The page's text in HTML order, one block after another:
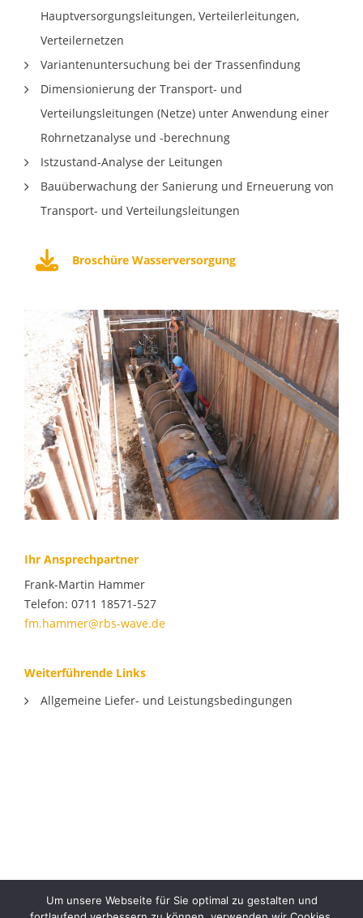
Hauptversorgungsleitungen, Verteilerleitungen,
Verteilernetzen
Variantenuntersuchung bei der Trassenfindung
Dimensionierung der Transport- und
Verteilungsleitungen (Netze) unter Anwendung einer
Rohrnetzanalyse und -berechnung
Istzustand-Analyse der Leitungen
Bauüberwachung der Sanierung und Erneuerung von
Transport- und Verteilungsleitungen
Broschüre Wasserversorgung
Ihr Ansprechpartner
Frank-Martin Hammer
Telefon: 0711 18571-527
fm.hammer@rbs-wave.de
Weiterführende Links
Allgemeine Liefer- und Leistungsbedingungen
Um unsere Webseite für Sie optimal zu gestalten und